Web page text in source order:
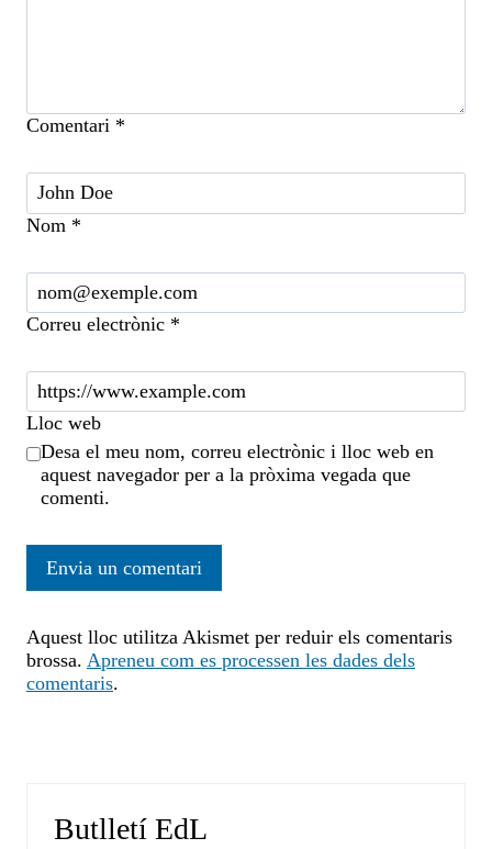
Comentari *
Nom *
Correu electrònic *
Lloc web
Desa el meu nom, correu electrònic i lloc web en
aquest navegador per a la pròxima vegada que
comenti.
Aquest lloc utilitza Akismet per reduir els comentaris
brossa. Apreneu com es processen les dades dels
comentaris.
Butlletí EdL